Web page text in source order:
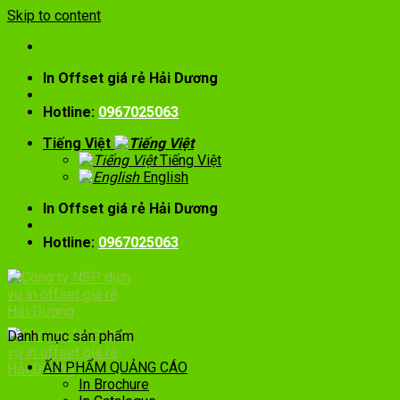
Skip to content
In Offset giá rẻ Hải Dương
Hotline: 0967025063
Tiếng Việt
Tiếng Việt
English
In Offset giá rẻ Hải Dương
Hotline: 0967025063
Danh mục sản phẩm
ẤN PHẨM QUẢNG CÁO
In Brochure